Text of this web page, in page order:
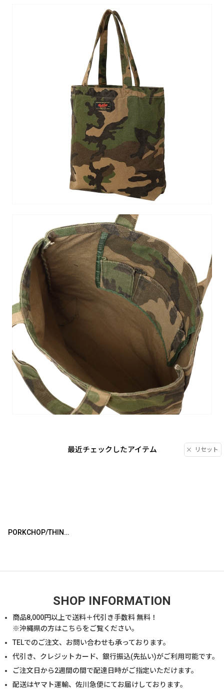
最近チェックしたアイテム リセット
PORKCHOP/THINGS GO BETTER TOTE BAG（CAMO）［トートバッグ-25春夏］
SHOP INFORMATION
商品8,000円以上で送料＋代引き手数料 無料！
※沖縄県の方はこちらをご覧ください。
TELでのご注文、お問い合わせも承っております。
代引き、クレジットカード、銀行振込(先払い)がご利用可能です。
ご注文日から2週間の間で配達日時がご指定いただけます。
配送はヤマト運輸、佐川急便にてお届けしております。